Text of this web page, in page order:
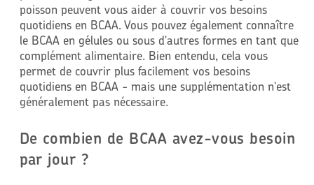
poisson peuvent vous aider à couvrir vos besoins
quotidiens en BCAA. Vous pouvez également connaître
le BCAA en gélules ou sous d'autres formes en tant que
complément alimentaire. Bien entendu, cela vous
permet de couvrir plus facilement vos besoins
quotidiens en BCAA - mais une supplémentation n'est
généralement pas nécessaire.
De combien de BCAA avez-vous besoin
par jour ?